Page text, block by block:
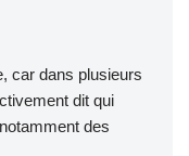
car dans plusieurs
dit qui
des